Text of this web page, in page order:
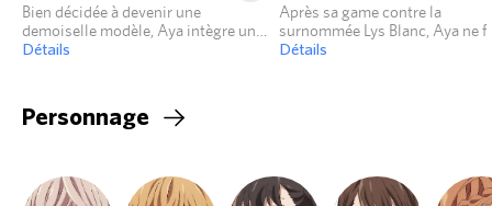
Bien décidée à devenir une
demoiselle modèle, Aya intègre un
institut pour jeunes filles strict.
Détails
Après sa game contre la
surnommée Lys Blanc, Aya ne
que penser à cette passion
Détails
Personnage